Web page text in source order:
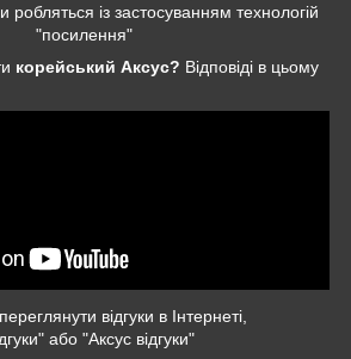
із застосуванням технологій
"посилення"
корейський Аксус? Відповіді в цьому
відгуки в Інтернеті,
або "Аксус відгуки"